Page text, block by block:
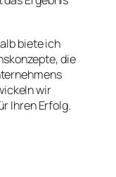
biete ich
die
wir
Ihren Erfolg.